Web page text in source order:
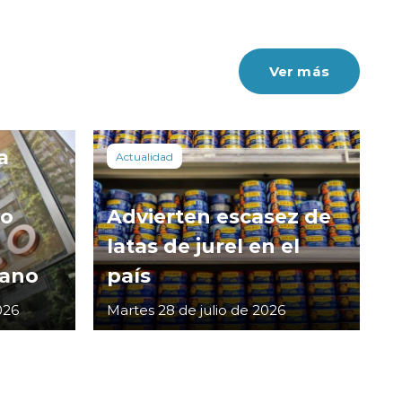
Ver más
Actualidad
Advierten escasez de
latas de jurel en el
país
Martes 28 de julio de 2026